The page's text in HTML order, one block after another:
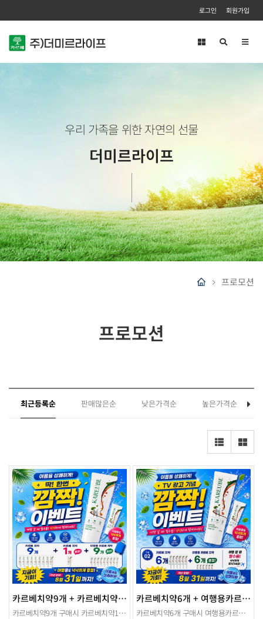
로그인 회원가입
우리 가족을 위한 자연의 선물
더미르라이프
프로모션
프로모션
최근등록순 판매많은순 낮은가격순 높은가격순
카르베치약9개 + 카르베치약1개증정+ 여행용 카르베치약 9개 증정
카르베치약9개 구매시 카르베치약1개증정+ 여행용 카르베치약 9개 증정
카르베치약6개 + 여행용카르베치약 6개 증정
카르베치약6개 구매시 여행용카르베치약 6개 증정